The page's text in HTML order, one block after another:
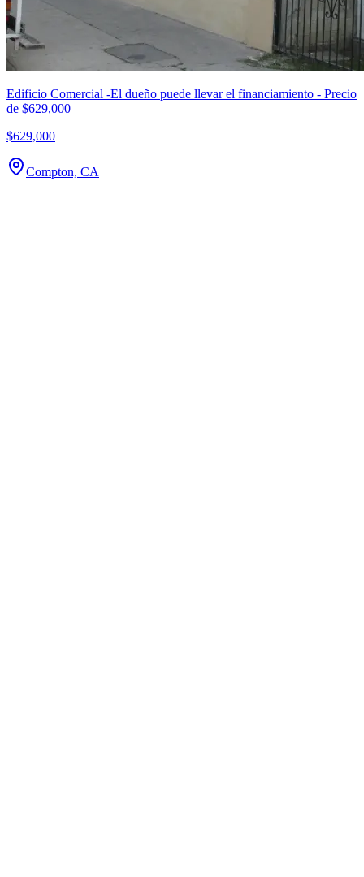
Edificio Comercial -El dueño puede llevar el financiamiento - Precio
de $629,000
$629,000
Compton, CA